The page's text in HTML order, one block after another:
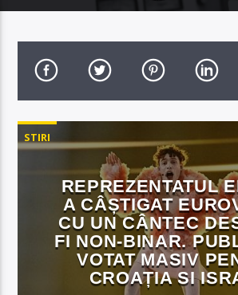
STIRI
REPREZENTATUL
A CÂȘTIGAT
CU UN CÂNTEC
FI NON-BINAR.
VOTAT MASIV
CROAȚIA SI